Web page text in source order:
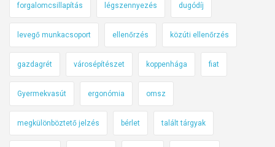
forgalomcsillapítás légszennyezés dugódíj
levegő munkacsoport ellenőrzés közúti ellenőrzés
gazdagrét városépítészet koppenhága fiat
Gyermekvasút ergonómia omsz
megkülönböztető jelzés bérlet talált tárgyak